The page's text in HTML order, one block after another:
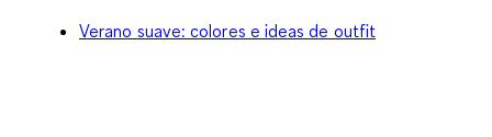
Verano suave: colores e ideas de outfit